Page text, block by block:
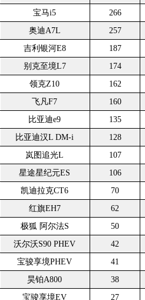
宝马i5
266
奥迪A7L
257
吉利银河E8
187
别克至境L7
174
领克Z10
162
飞凡F7
160
比亚迪e9
135
比亚迪汉L DM-i
128
岚图追光L
107
星途星纪元ES
106
凯迪拉克CT6
70
红旗EH7
62
极狐 阿尔法S
50
沃尔沃S90 PHEV
42
宝骏享境PHEV
41
昊铂A800
38
宝骏享境EV
27